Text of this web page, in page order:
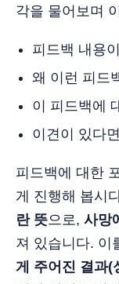
각을 물어보며
피드백 내용
왜 이런 피드
이 피드백에
이견이 있다
피드백에 대한
게 진행해 봅시
란 뜻으로, 사망
져 있습니다. 이
게 주어진 결과(